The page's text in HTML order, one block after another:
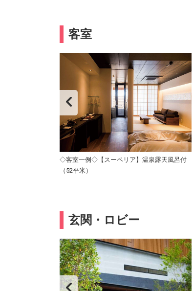
客室
◇客室一例◇【スーペリア】温泉露天風呂付
（52平米）
玄関・ロビー